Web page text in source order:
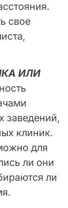
свое
ИЛИ
заведений,
клиник.
для
ли они
ли